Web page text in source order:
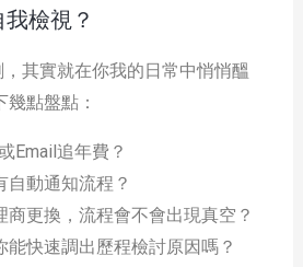
檢視？
其實就在你我的日常中悄悄醞
點盤點：
Email追年費？
自動通知流程？
商更換，流程會不會出現真空？
能快速調出歷程檢討原因嗎？